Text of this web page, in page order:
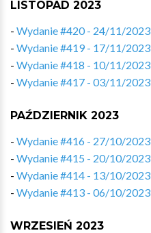
LISTOPAD 2023
- Wydanie #420 - 24/11/2023
- Wydanie #419 - 17/11/2023
- Wydanie #418 - 10/11/2023
- Wydanie #417 - 03/11/2023
PAŹDZIERNIK 2023
- Wydanie #416 - 27/10/2023
- Wydanie #415 - 20/10/2023
- Wydanie #414 - 13/10/2023
- Wydanie #413 - 06/10/2023
WRZESIEŃ 2023